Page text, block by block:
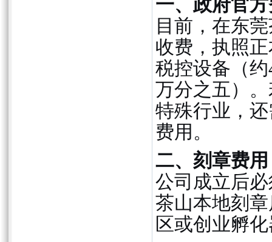
一、政府官
目前，在东
收费，执照
税控设备（
万分之五）
特殊行业，
费用。
二、刻章费用
公司成立后
茶山本地刻
区或创业孵